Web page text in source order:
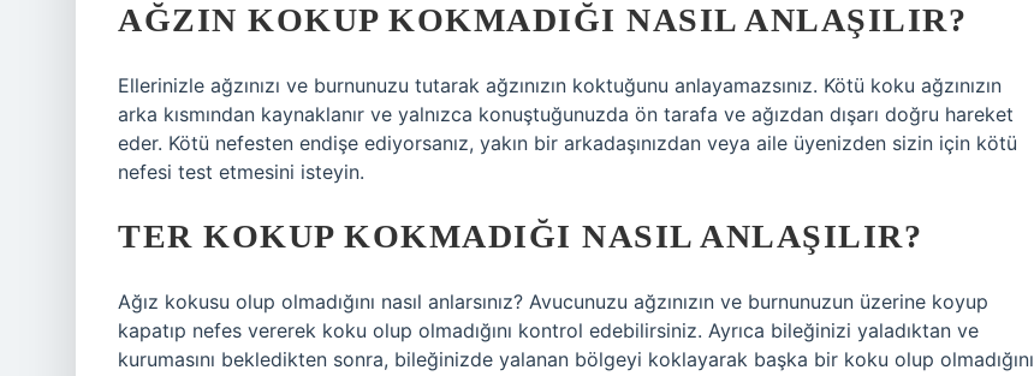
AĞZIN KOKUP KOKMADIĞI NASIL ANLAŞILIR?
Ellerinizle ağzınızı ve burnunuzu tutarak ağzınızın koktuğunu anlayamazsınız. Kötü koku ağzınızın
arka kısmından kaynaklanır ve yalnızca konuştuğunuzda ön tarafa ve ağızdan dışarı doğru hareket
eder. Kötü nefesten endişe ediyorsanız, yakın bir arkadaşınızdan veya aile üyenizden sizin için kötü
nefesi test etmesini isteyin.
TER KOKUP KOKMADIĞI NASIL ANLAŞILIR?
Ağız kokusu olup olmadığını nasıl anlarsınız? Avucunuzu ağzınızın ve burnunuzun üzerine koyup
kapatıp nefes vererek koku olup olmadığını kontrol edebilirsiniz. Ayrıca bileğinizi yaladıktan ve
kurumasını bekledikten sonra, bileğinizde yalanan bölgeyi koklayarak başka bir koku olup olmadığını